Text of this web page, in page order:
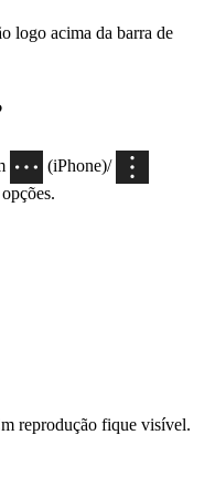
logo acima da barra de
(iPhone)/
reprodução fique visível.